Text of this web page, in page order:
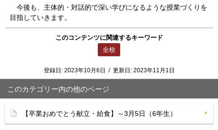
今後も、主体的・対話的で深い学びになるような授業づくりを
目指していきます。
このコンテンツに関連するキーワード
全校
登録日: 2023年10月6日 / 更新日: 2023年11月1日
このカテゴリー内の他のページ
【卒業おめでとう献立・給食】～3月5日（6年生）